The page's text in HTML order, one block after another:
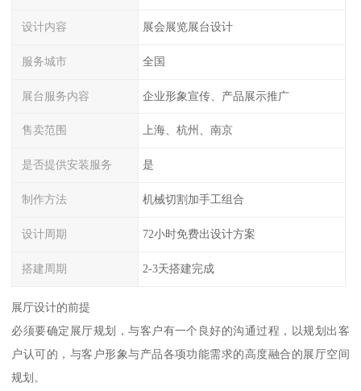
设计内容 展会展览展台设计
服务城市 全国
展台服务内容 企业形象宣传、产品展示推广
售卖范围 上海、杭州、南京
是否提供安装服务 是
制作方法 机械切割加手工组合
设计周期 72小时免费出设计方案
搭建周期 2-3天搭建完成
展厅设计的前提
必须要确定展厅规划，与客户有一个良好的沟通过程，以规划出客
户认可的，与客户形象与产品各项功能需求的高度融合的展厅空间
规划。